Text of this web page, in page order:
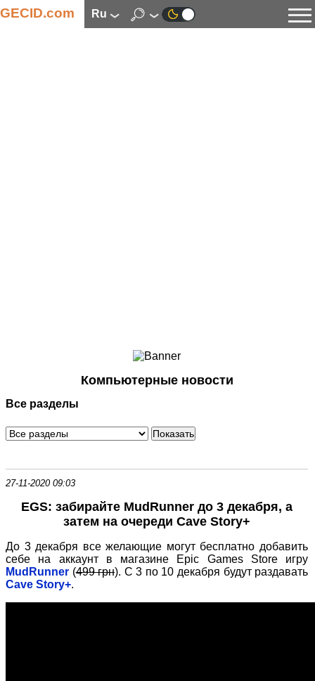
GECID.com ru
Смартфоны
Периферия
Программное обеспечение
Компьютерные новости
Все разделы
27-11-2020 09:03
EGS: забирайте MudRunner до 3 декабря, а
затем на очереди Cave Story+
До 3 декабря все желающие могут бесплатно добавить
себе на аккаунт в магазине Epic Games Store игру
MudRunner (499 грн). С 3 по 10 декабря будут раздавать
Cave Story+.